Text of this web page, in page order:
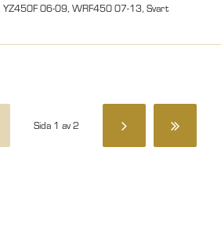
YZ450F 06-09, WRF450 07-13, Svart
Sida 1 av 2